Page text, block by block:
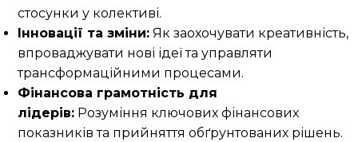
стосунки у колективі.
Інновації та зміни: Як заохочувати креативність,
впроваджувати нові ідеї та управляти
трансформаційними процесами.
Фінансова грамотність для
лідерів: Розуміння ключових фінансових
показників та прийняття обґрунтованих рішень.